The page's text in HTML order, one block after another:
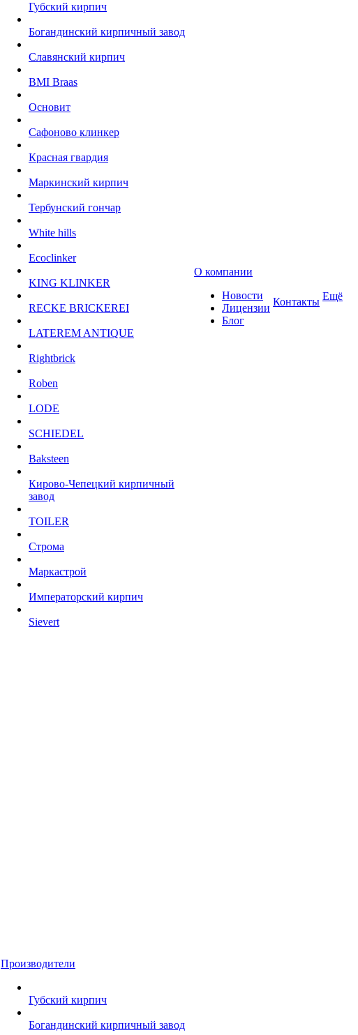
Губский кирпич
Богандинский кирпичный завод
Славянский кирпич
BMI Braas
Основит
Сафоново клинкер
Красная гвардия
Маркинский кирпич
Тербунский гончар
White hills
Ecoclinker
KING KLINKER
RECKE BRICKEREI
LATEREM ANTIQUE
Rightbrick
Roben
LODE
SCHIEDEL
Baksteen
Кирово-Чепецкий кирпичный
завод
TOILER
Строма
Маркастрой
Императорский кирпич
Sievert
О компании
Новости
Лицензии
Блог
Контакты Ещё
Производители
Губский кирпич
Богандинский кирпичный завод